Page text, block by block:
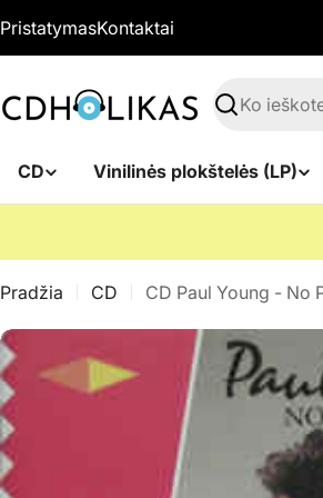
prie
PristatymasKontaktai
Paieška
CD Vinilinės plokštelės (LP)
Pradžia CD CD Paul Young - No